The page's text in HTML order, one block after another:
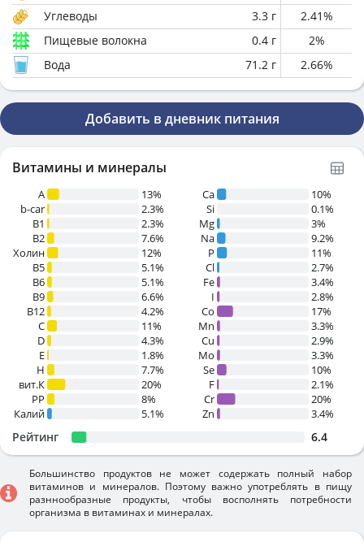
Углеводы
3.3 г 2.41%
Пищевые волокна
0.4 г 2%
Вода
71.2 г 2.66%
Добавить в дневник питания
Витамины и минералы
A
13%
b-car
2.3%
В1
2.3%
B2
7.6%
Холин
12%
B5
5.1%
B6
5.1%
B9
6.6%
B12
4.2%
C
11%
D
4.3%
E
1.8%
H
7.7%
вит.К
20%
PP
8%
Калий
5.1%
Ca
10%
Si
0.1%
Mg
3%
Na
9.2%
P
11%
Cl
2.7%
Fe
3.4%
I
2.8%
Co
17%
Mn
3.3%
Cu
2.9%
Mo
3.3%
Se
10%
F
2.1%
Cr
20%
Zn
3.4%
Рейтинг 6.4
Большинство продуктов не может содержать полный набор
витаминов и минералов. Поэтому важно употреблять в пищу
разннообразные продукты, чтобы восполнять потребности
организма в витаминах и минералах.